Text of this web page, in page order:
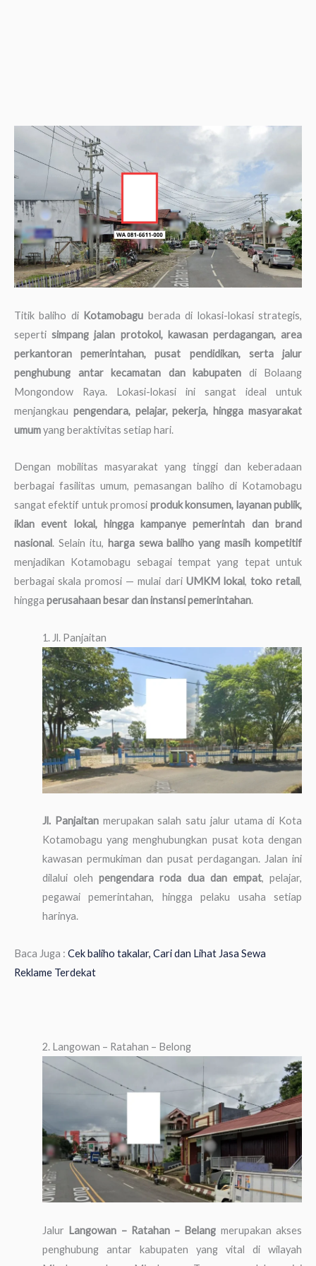
Titik baliho di Kotamobagu berada di lokasi-lokasi strategis,
sepertisimpang jalan protokol, kawasan perdagangan, area
perkantoran pemerintahan, pusat pendidikan, serta jalur
penghubung antar kecamatan dan kabupaten di Bolaang
Mongondow Raya. Lokasi-lokasi ini sangat ideal untuk
menjangkau pengendara, pelajar, pekerja, hingga masyarakat
umumyang beraktivitas setiap hari.
Dengan mobilitas masyarakat yang tinggi dan keberadaan
berbagai fasilitas umum, pemasangan baliho di Kotamobagu
sangat efektif untuk promosi produk konsumen, layanan publik,
iklan event lokal, hingga kampanye pemerintah dan brand
nasional. Selain itu, harga sewa baliho yang masih kompetitif
menjadikan Kotamobagu sebagai tempat yang tepat untuk
berbagai skala promosi — mulai dari UMKM lokal, toko retail,
hingga perusahaan besar dan instansi pemerintahan.
1. Jl. Panjaitan
Jl. Panjaitanmerupakan salah satu jalur utama di Kota
Kotamobagu yang menghubungkan pusat kota dengan
kawasan permukiman dan pusat perdagangan. Jalan ini
dilalui olehpengendara roda dua dan empat, pelajar,
pegawai pemerintahan, hingga pelaku usaha setiap
harinya.
Baca Juga : Cek baliho takalar, Cari dan Lihat Jasa Sewa
Reklame Terdekat
2. Langowan – Ratahan – Belong
Jalur Langowan – Ratahan – Belang merupakan akses
penghubung antar kabupaten yang vital di wilayah